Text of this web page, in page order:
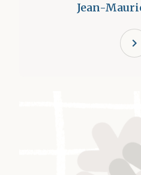
Jean-
chevron_right